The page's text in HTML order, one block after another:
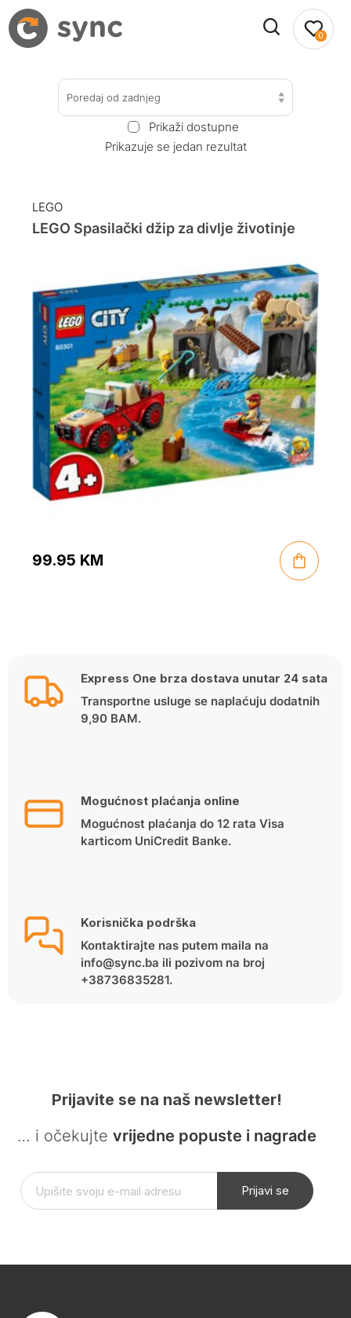
0
Poredaj od zadnjeg
Prikaži dostupne
Prikazuje se jedan rezultat
LEGO
LEGO Spasilački džip za divlje životinje
99.95 KM
Express One brza dostava unutar 24 sata
Transportne usluge se naplaćuju dodatnih
9,90 BAM.
Mogućnost plaćanja online
Mogućnost plaćanja do 12 rata Visa
karticom UniCredit Banke.
Korisnička podrška
Kontaktirajte nas putem maila na
info@sync.ba ili pozivom na broj
+38736835281.
Prijavite se na naš newsletter!
… i očekujte vrijedne popuste i nagrade
Prijavi se